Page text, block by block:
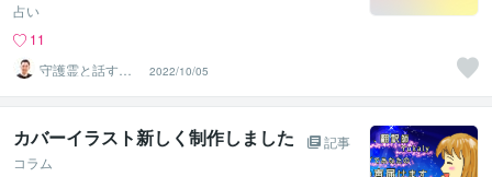
占い
11
守護霊と話す人
｜まこと
2022/10/05
カバーイラスト新しく制作しました
記事
コラム